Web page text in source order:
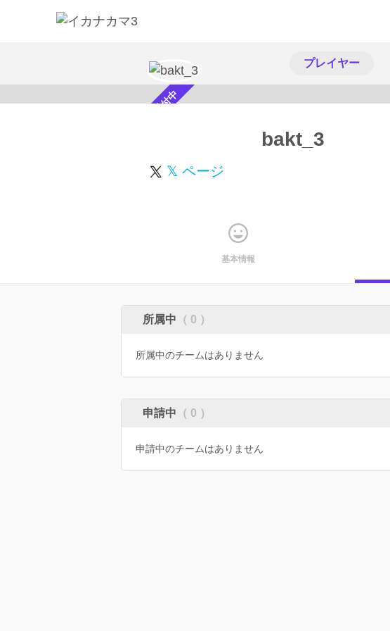
プレイヤー
スカウト受付中 bakt_3
𝕏 ページ
基本情報
所属中 （ 0 ）
所属中のチームはありません
申請中 （ 0 ）
申請中のチームはありません